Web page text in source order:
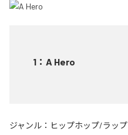
1 ： A Hero
ジャンル： ヒップホップ/ラップ